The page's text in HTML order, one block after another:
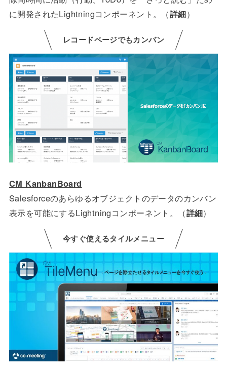
に開発されたLightningコンポーネント。（詳細）
レコードページでもカンバン
CM KanbanBoard
Salesforceのあらゆるオブジェクトのデータのカンバン
表示を可能にするLightningコンポーネント。（詳細）
今すぐ使えるタイルメニュー